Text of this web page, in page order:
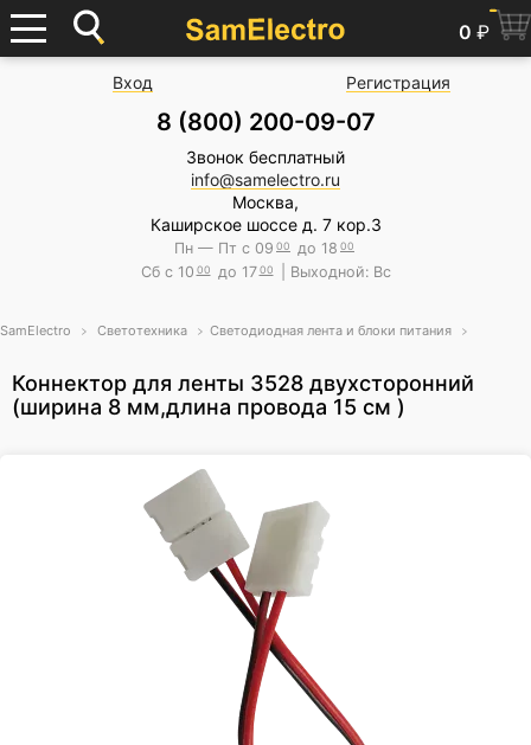
0 ₽
Вход Регистрация
8 (800) 200-09-07
Звонок бесплатный
info@samelectro.ru
Москва,
Каширское шоссе д. 7 кор.3
Пн — Пт с 09 00 до 18 00
Сб с 10 00 до 17 00 | Выходной: Вс
SamElectro Светотехника Светодиодная лента и блоки питания
Коннектор для ленты 3528 двуxсторонний
(ширина 8 мм,длина провода 15 см )